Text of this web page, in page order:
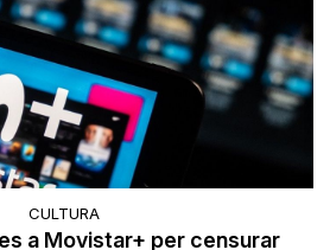
CULTURA
a Movistar+ per censurar